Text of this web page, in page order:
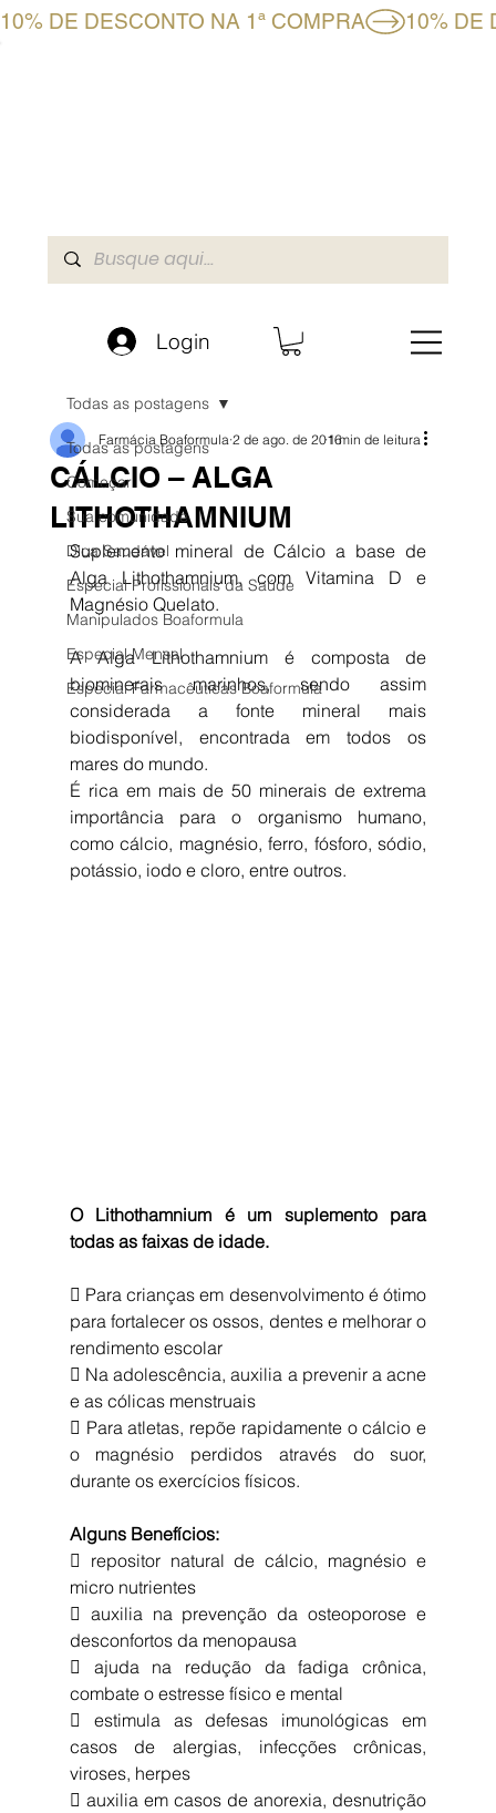
10% DE DESCONTO NA 1ª COMPRA
Login
Todas as postagens
Começar
Sua comunidade
Dica Saudável
Especial Profissionais da Saúde
Manipulados Boaformula
Especial Mensal
Especial Farmacêuticas Boaformula
Todas as postagens
CÁLCIO – ALGA
LITHOTHAMNIUM
Farmácia Boaformula 2 de ago. de 20161 min de leitura
Suplemento mineral de Cálcio a base de
Alga Lithothamnium, com Vitamina D e
Magnésio Quelato.
A Alga Lithothamnium é composta de
biominerais marinhos, sendo assim
considerada a fonte mineral mais
biodisponível, encontrada em todos os
mares do mundo.
É rica em mais de 50 minerais de extrema
importância para o organismo humano,
como cálcio, magnésio, ferro, fósforo, sódio,
potássio, iodo e cloro, entre outros.
O Lithothamnium é um suplemento para
todas as faixas de idade.
 Para crianças em desenvolvimento é ótimo
para fortalecer os ossos, dentes e melhorar o
rendimento escolar
 Na adolescência, auxilia a prevenir a acne
e as cólicas menstruais
 Para atletas, repõe rapidamente o cálcio e
o magnésio perdidos através do suor,
durante os exercícios físicos.
Alguns Benefícios:
 repositor natural de cálcio, magnésio e
micro nutrientes
 auxilia na prevenção da osteoporose e
desconfortos da menopausa
 ajuda na redução da fadiga crônica,
combate o estresse físico e mental
 estimula as defesas imunológicas em
casos de alergias, infecções crônicas,
viroses, herpes
 auxilia em casos de anorexia, desnutrição